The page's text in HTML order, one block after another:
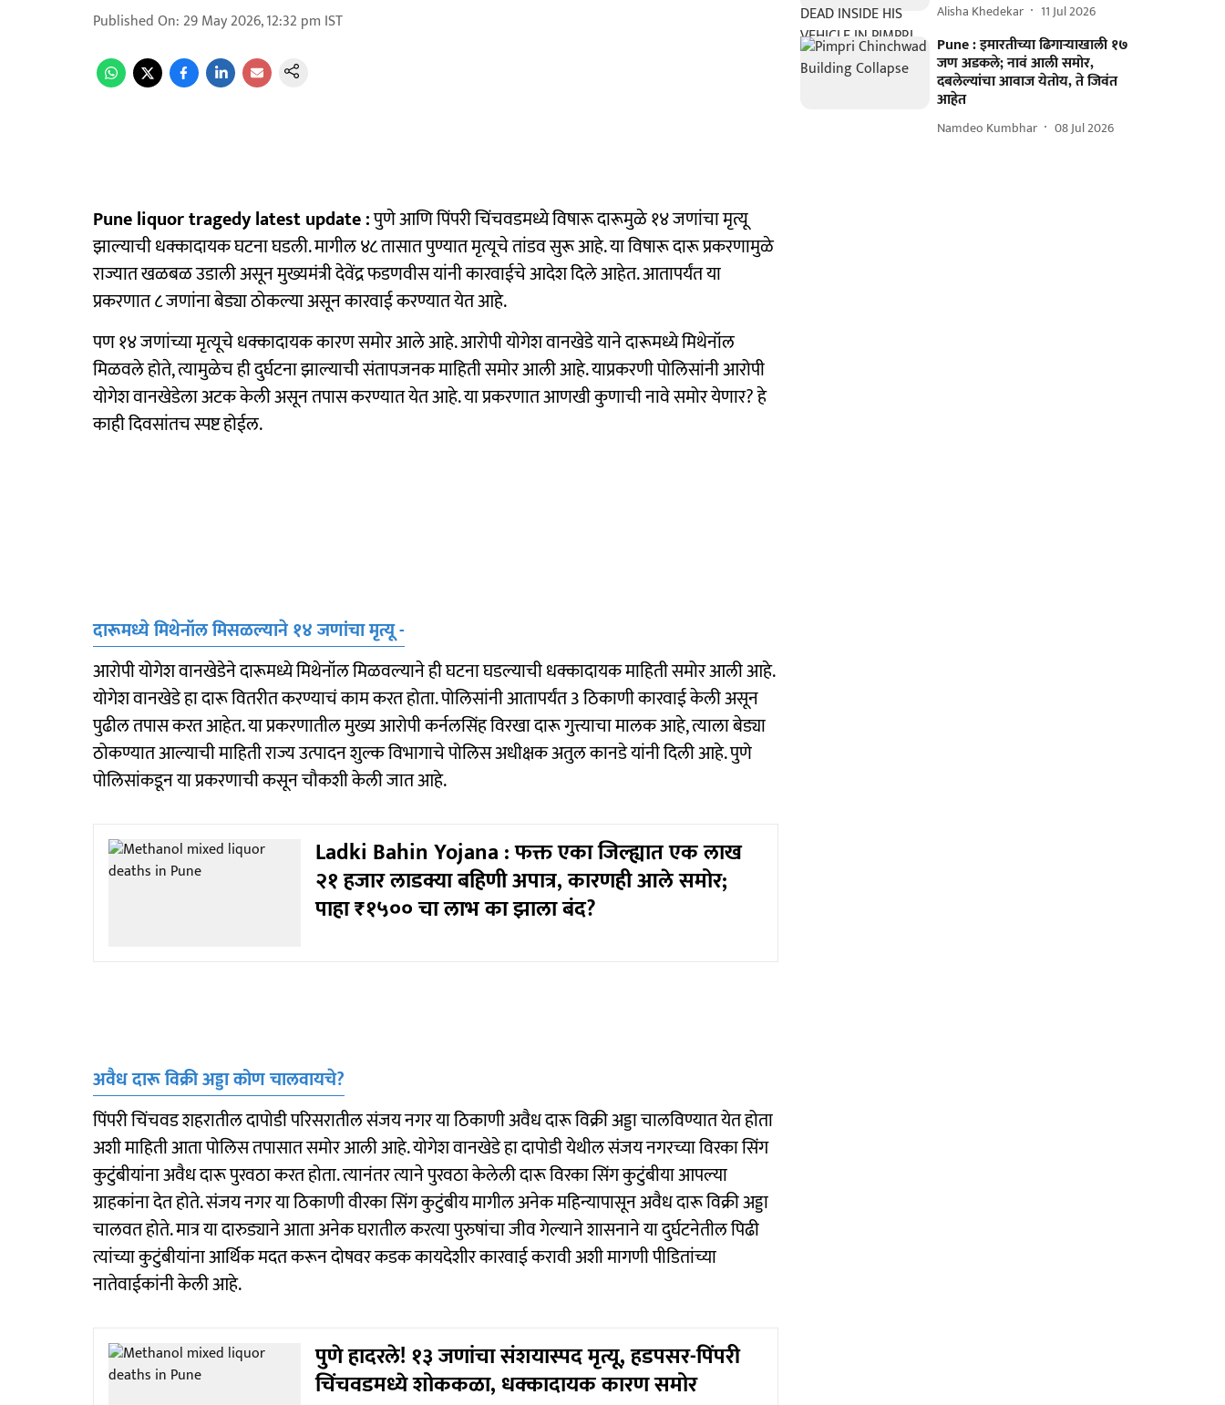
Published On: 29 May 2026, 12:32 pm IST
Pune liquor tragedy latest update :पुणे आणि पिंपरी चिंचवडमध्ये विषारू दारूमुळे १४ जणांचा मृत्यू
झाल्याची धक्कादायक घटना घडली. मागील ४८ तासात पुण्यात मृत्यूचे तांडव सुरू आहे. या विषारू दारू प्रकरणामुळे
राज्यात खळबळ उडाली असून मुख्यमंत्री देवेंद्र फडणवीस यांनी कारवाईचे आदेश दिले आहेत. आतापर्यंत या
प्रकरणात ८ जणांना बेड्या ठोकल्या असून कारवाई करण्यात येत आहे.
पण १४ जणांच्या मृत्यूचे धक्कादायक कारण समोर आले आहे. आरोपी योगेश वानखेडे याने दारूमध्ये मिथेनॉल
मिळवले होते, त्यामुळेच ही दुर्घटना झाल्याची संतापजनक माहिती समोर आली आहे. याप्रकरणी पोलिसांनी आरोपी
योगेश वानखेडेला अटक केली असून तपास करण्यात येत आहे. या प्रकरणात आणखी कुणाची नावे समोर येणार? हे
काही दिवसांतच स्पष्ट होईल.
दारूमध्ये मिथेनॉल मिसळल्याने १४ जणांचा मृत्यू -
आरोपी योगेश वानखेडेने दारूमध्ये मिथेनॉल मिळवल्याने ही घटना घडल्याची धक्कादायक माहिती समोर आली आहे.
योगेश वानखेडे हा दारू वितरीत करण्याचं काम करत होता. पोलिसांनी आतापर्यंत 3 ठिकाणी कारवाई केली असून
पुढील तपास करत आहेत. या प्रकरणातील मुख्य आरोपी कर्नलसिंह विरखा दारू गुत्त्याचा मालक आहे, त्याला बेड्या
ठोकण्यात आल्याची माहिती राज्य उत्पादन शुल्क विभागाचे पोलिस अधीक्षक अतुल कानडे यांनी दिली आहे. पुणे
पोलिसांकडून या प्रकरणाची कसून चौकशी केली जात आहे.
Ladki Bahin Yojana : फक्त एका जिल्ह्यात एक लाख
२१ हजार लाडक्या बहिणी अपात्र, कारणही आले समोर;
पाहा ₹१५०० चा लाभ का झाला बंद?
अवैध दारू विक्री अड्डा कोण चालवायचे?
पिंपरी चिंचवड शहरातील दापोडी परिसरातील संजय नगर या ठिकाणी अवैध दारू विक्री अड्डा चालविण्यात येत होता
अशी माहिती आता पोलिस तपासात समोर आली आहे. योगेश वानखेडे हा दापोडी येथील संजय नगरच्या विरका सिंग
कुटुंबीयांना अवैध दारू पुरवठा करत होता. त्यानंतर त्याने पुरवठा केलेली दारू विरका सिंग कुटुंबीया आपल्या
ग्राहकांना देत होते. संजय नगर या ठिकाणी वीरका सिंग कुटुंबीय मागील अनेक महिन्यापासून अवैध दारू विक्री अड्डा
चालवत होते. मात्र या दारुड्याने आता अनेक घरातील करत्या पुरुषांचा जीव गेल्याने शासनाने या दुर्घटनेतील पिढी
त्यांच्या कुटुंबीयांना आर्थिक मदत करून दोषवर कडक कायदेशीर कारवाई करावी अशी मागणी पीडितांच्या
नातेवाईकांनी केली आहे.
पुणे हादरले! १३ जणांचा संशयास्पद मृत्यू, हडपसर-पिंपरी
चिंचवडमध्ये शोककळा, धक्कादायक कारण समोर
Alisha Khedekar 11 Jul 2026
Pune : इमारतीच्या ढिगाऱ्याखाली १७
जण अडकले; नावं आली समोर,
दबलेल्यांचा आवाज येतोय, ते जिवंत
आहेत
Namdeo Kumbhar 08 Jul 2026